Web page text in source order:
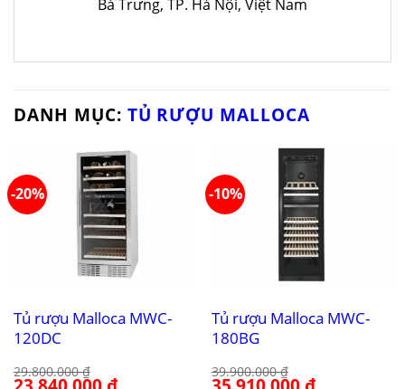
Bà Trưng, TP. Hà Nội, Việt Nam
DANH MỤC: TỦ RƯỢU MALLOCA
-20%
Tủ rượu Malloca MWC-
120DC
29.800.000₫
Giá Giá
-10%
Tủ rượu Malloca MWC-
180BG
39.900.000₫
Giá Giá